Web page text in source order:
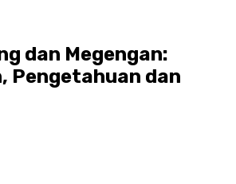
dan Megengan:
Pengetahuan dan